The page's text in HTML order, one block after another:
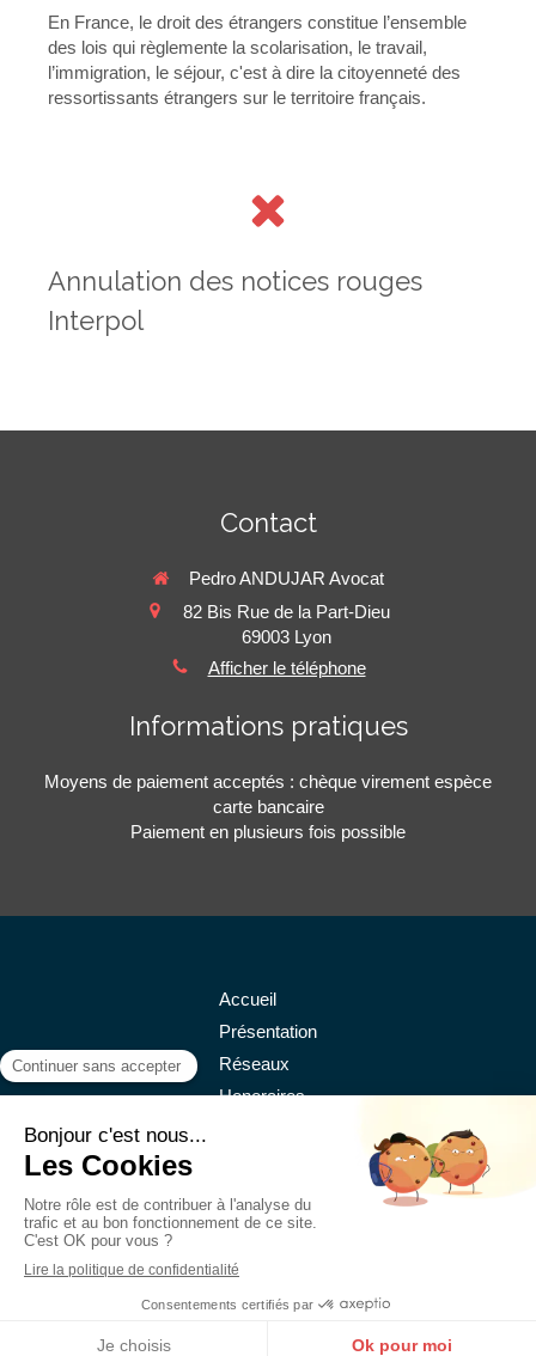
En France, le droit des étrangers constitue l’ensemble
des lois qui règlemente la scolarisation, le travail,
l’immigration, le séjour, c'est à dire la citoyenneté des
ressortissants étrangers sur le territoire français.
Annulation des notices rouges
Interpol
Contact
Pedro ANDUJAR Avocat
82 Bis Rue de la Part-Dieu
69003 Lyon
Afficher le téléphone
Informations pratiques
Moyens de paiement acceptés : chèque virement espèce
carte bancaire
Paiement en plusieurs fois possible
Accueil
Présentation
Réseaux
Honoraires
©2018 Andujar - Avocat à Lyon
Plan du site
Mentions légales
Création et référencement du site par Simplébo